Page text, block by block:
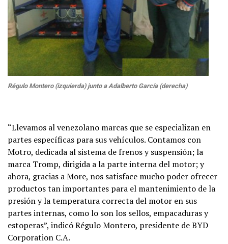
Régulo Montero (izquierda) junto a Adalberto García (derecha)
“Llevamos al venezolano marcas que se especializan en
partes específicas para sus vehículos. Contamos con
Motro, dedicada al sistema de frenos y suspensión; la
marca Tromp, dirigida a la parte interna del motor; y
ahora, gracias a More, nos satisface mucho poder ofrecer
productos tan importantes para el mantenimiento de la
presión y la temperatura correcta del motor en sus
partes internas, como lo son los sellos, empacaduras y
estoperas”, indicó Régulo Montero, presidente de BYD
Corporation C.A.